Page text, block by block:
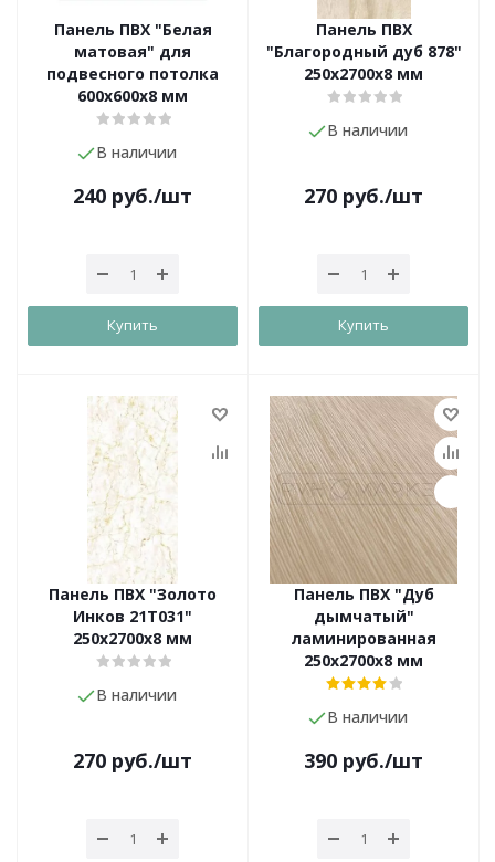
Панель ПВХ "Белая
матовая" для
подвесного потолка
600х600х8 мм
В наличии
240 руб./шт
Купить
Панель ПВХ
"Благородный дуб 878"
250х2700х8 мм
В наличии
270 руб./шт
Купить
Панель ПВХ "Золото
Инков 21T031"
250х2700х8 мм
В наличии
270 руб./шт
Панель ПВХ "Дуб
дымчатый"
ламинированная
250х2700х8 мм
В наличии
390 руб./шт